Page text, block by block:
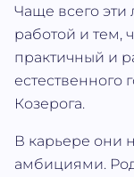
Чаще всего
работой и тем,
практичный и
естественного
Козерога.
В карьере они
амбициями.